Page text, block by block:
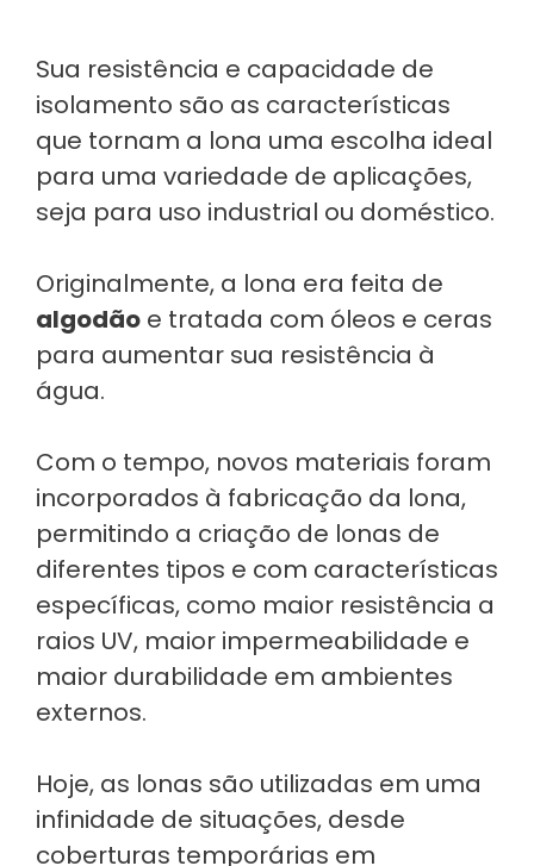
Sua resistência e capacidade de
isolamento são as características
que tornam a lona uma escolha ideal
para uma variedade de aplicações,
seja para uso industrial ou doméstico.
Originalmente, a lona era feita de
algodão e tratada com óleos e ceras
para aumentar sua resistência à
água.
Com o tempo, novos materiais foram
incorporados à fabricação da lona,
permitindo a criação de lonas de
diferentes tipos e com características
específicas, como maior resistência a
raios UV, maior impermeabilidade e
maior durabilidade em ambientes
externos.
Hoje, as lonas são utilizadas em uma
infinidade de situações, desde
coberturas temporárias em